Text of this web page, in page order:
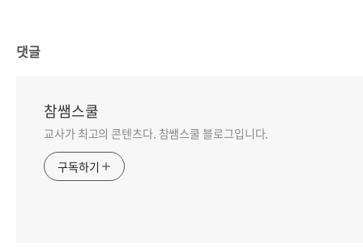
댓글
참쌤스쿨
교사가 최고의 콘텐츠다. 참쌤스쿨 블로그입니다.
구독하기